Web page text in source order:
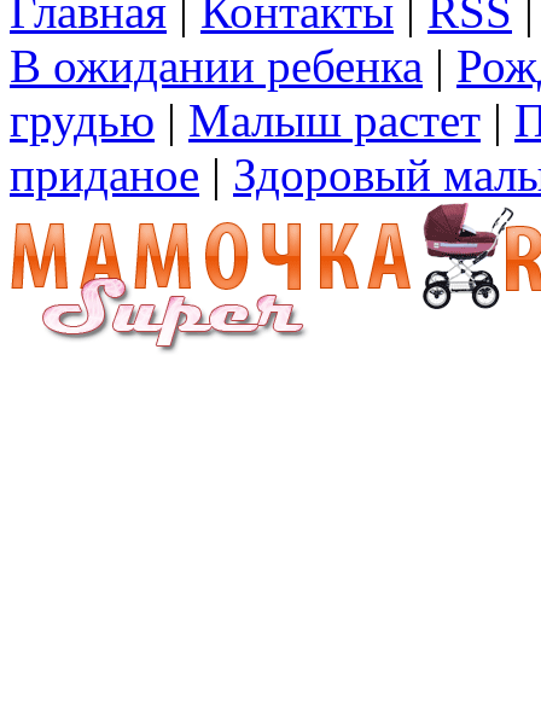
Главная | Контакты | RSS
В ожидании ребенка |
грудью | Малыш растет |
приданое | Здоровый